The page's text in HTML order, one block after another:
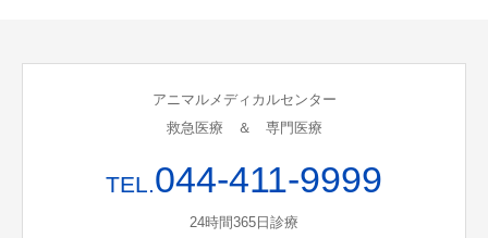
アニマルメディカルセンター
救急医療 ＆ 専門医療
TEL.044-411-9999
24時間365日診療